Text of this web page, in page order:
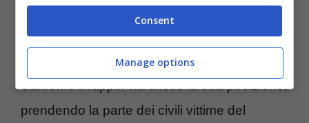
Ospite da Mara Venier, durante uno speciale
Sanremo il rapper ha difeso la sua posizione,
prendendo la parte dei civili vittime del
Consent
Manage options